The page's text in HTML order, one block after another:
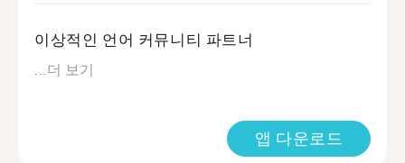
이상적인 언어 커뮤니티 파트너
...더 보기
앱 다운로드